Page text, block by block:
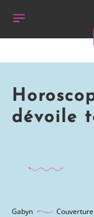
dévoile
Gabyn Couverture